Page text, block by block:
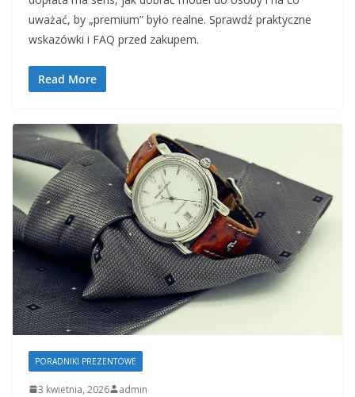
uważać, by „premium” było realne. Sprawdź praktyczne
wskazówki i FAQ przed zakupem.
Read More
PORADNIKI PREZENTOWE
3 kwietnia, 2026 admin